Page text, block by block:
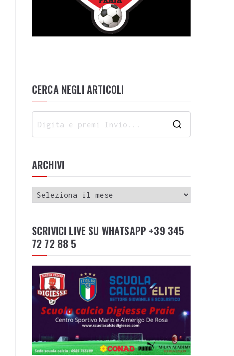
CERCA NEGLI ARTICOLI
ARCHIVI
SCRIVICI LIVE SU WHATSAPP +39 345
72 72 88 5